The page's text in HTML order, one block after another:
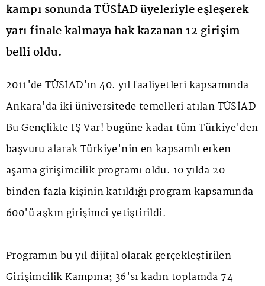
kampı sonunda TÜSİAD üyeleriyle eşleşerek
yarı finale kalmaya hak kazanan 12 girişim
belli oldu.
2011'de TÜSİAD'ın 40. yıl faaliyetleri kapsamında
Ankara'da iki üniversitede temelleri atılan TÜSİAD
Bu Gençlikte İŞ Var! bugüne kadar tüm Türkiye'den
başvuru alarak Türkiye'nin en kapsamlı erken
aşama girişimcilik programı oldu. 10 yılda 20
binden fazla kişinin katıldığı program kapsamında
600'ü aşkın girişimci yetiştirildi.
Programın bu yıl dijital olarak gerçekleştirilen
Girişimcilik Kampına; 36'sı kadın toplamda 74